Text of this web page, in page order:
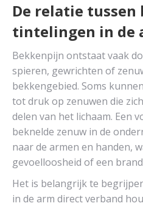
De relatie
tintelingen in de
Bekkenpijn ontstaat vaak
spieren, gewrichten of
bekkengebied. Soms
tot druk op zenuwen die
delen van het lichaam. Een
beknelde zenuw in de
naar de armen en handen,
gevoelloosheid of een
Het is belangrijk te
in de arm direct verband